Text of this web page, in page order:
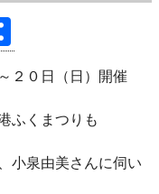
有
２０日（日）開催
ふくまつりも
小泉由美さんに伺い